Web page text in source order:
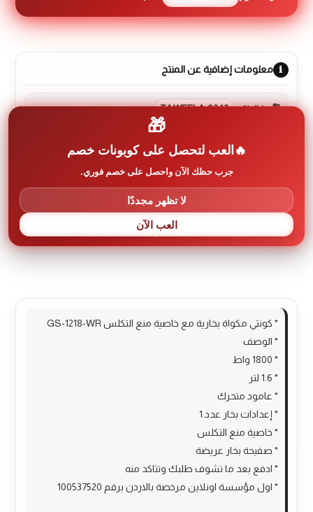
معلومات إضافية عن المنتج
رمز المنتج: TAWEELA-0242
العلامة التجارية: كونتي Conti
الوصف
مراجعات (0)
* كونتي مكواة بخارية مع خاصية منع التكلس GS-1218-WR
* الوصف
* 1800 واط
* 1.6 لتر
* عامود متحرك
* إعدادات بخار عدد 1
* خاصية منع التكلس
* صفيحة بخار عريضة
* ادفع بعد ما تشوف طلبك وتتاكد منه
* اول مؤسسة اونلاين مرخصة بالاردن برقم 100537520
🎁
العب لتحصل على كوبونات خصم
جرب حظك الآن واحصل على خصم فوري.
لا تظهر مجددًا
العب الآن